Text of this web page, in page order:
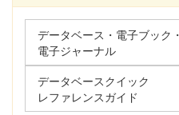
データベース・電子ブック・
電子ジャーナル
データベースクイック
レファレンスガイド